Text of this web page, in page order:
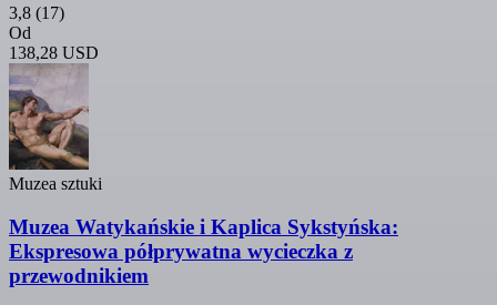
3,8 (17)
Od
138,28 USD
Muzea sztuki
Muzea Watykańskie i Kaplica Sykstyńska:
Ekspresowa półprywatna wycieczka z
przewodnikiem